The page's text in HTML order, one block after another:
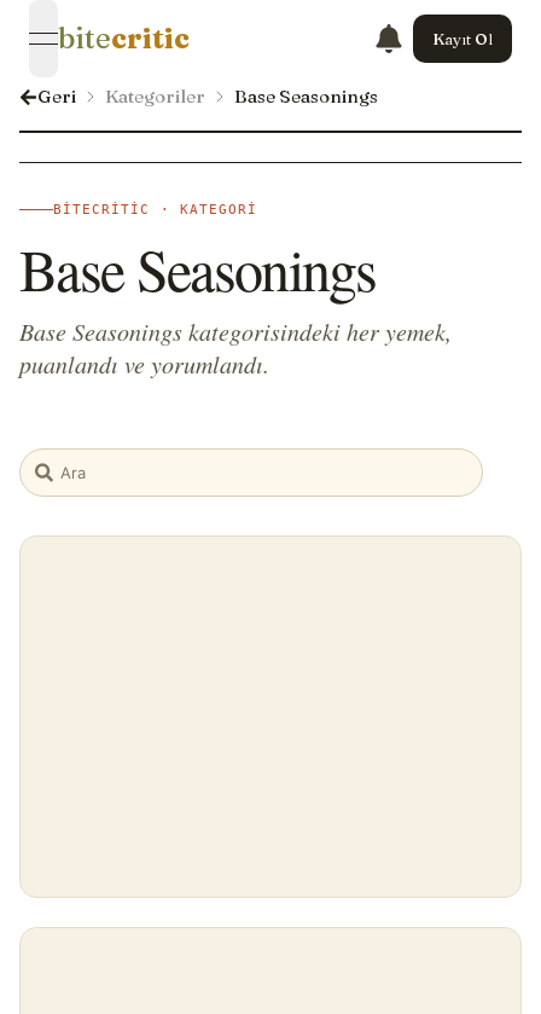
open navigation menu
bitecritic Kayıt Ol
Geri Kategoriler Base Seasonings
BITECRITIC · KATEGORI
Base Seasonings
Base Seasonings kategorisindeki her yemek,
puanlandı ve yorumlandı.